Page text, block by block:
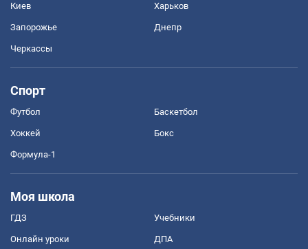
Киев Харьков
Запорожье Днепр
Черкассы
Спорт
Футбол Баскетбол
Хоккей Бокс
Формула-1
Моя школа
ГДЗ Учебники
Онлайн уроки ДПА